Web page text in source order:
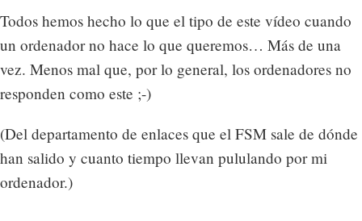
Todos hemos hecho lo que el tipo de este vídeo cuando
un ordenador no hace lo que queremos… Más de una
vez. Menos mal que, por lo general, los ordenadores no
responden como este ;-)
(Del departamento de enlaces que el FSM sale de dónde
han salido y cuanto tiempo llevan pululando por mi
ordenador.)